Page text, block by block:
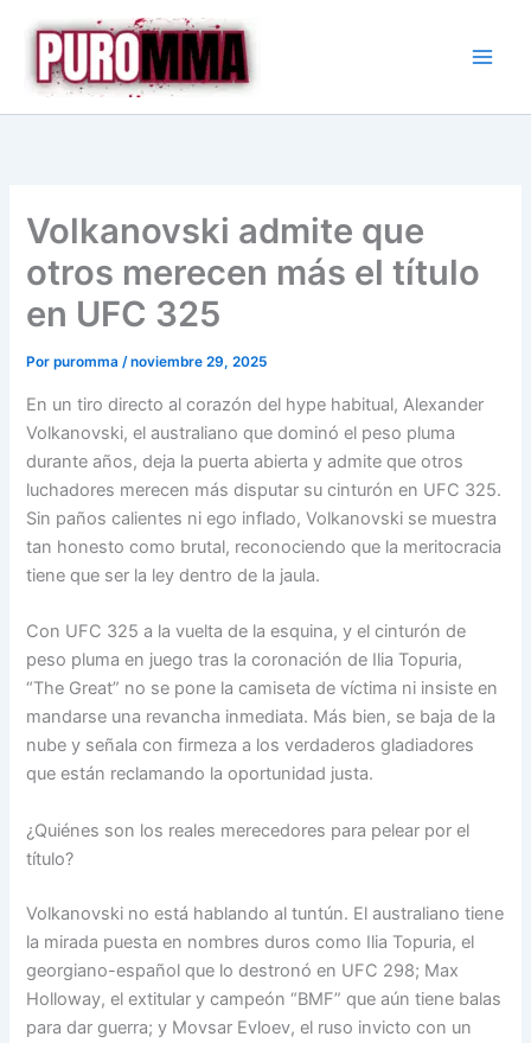
contenido
Volkanovski admite que
otros merecen más el título
en UFC 325
Porpuromma/noviembre 29, 2025
En un tiro directo al corazón del hype habitual, Alexander
Volkanovski, el australiano que dominó el peso pluma
durante años, deja la puerta abierta y admite que otros
luchadores merecen más disputar su cinturón en UFC 325.
Sin paños calientes ni ego inflado, Volkanovski se muestra
tan honesto como brutal, reconociendo que la meritocracia
tiene que ser la ley dentro de la jaula.
Con UFC 325 a la vuelta de la esquina, y el cinturón de
peso pluma en juego tras la coronación de Ilia Topuria,
“The Great” no se pone la camiseta de víctima ni insiste en
mandarse una revancha inmediata. Más bien, se baja de la
nube y señala con firmeza a los verdaderos gladiadores
que están reclamando la oportunidad justa.
¿Quiénes son los reales merecedores para pelear por el
título?
Volkanovski no está hablando al tuntún. El australiano tiene
la mirada puesta en nombres duros como Ilia Topuria, el
georgiano-español que lo destronó en UFC 298; Max
Holloway, el extitular y campeón “BMF” que aún tiene balas
para dar guerra; y Movsar Evloev, el ruso invicto con un